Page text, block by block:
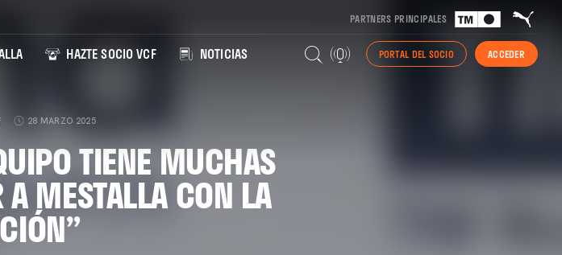
PARTNERS PRINCIPALES
HAZTE SOCIO VCF NOTICIAS PORTAL DEL SOCIO ACCEDER
28 MARZO 2025
TIENE MUCHAS
MESTALLA CON LA